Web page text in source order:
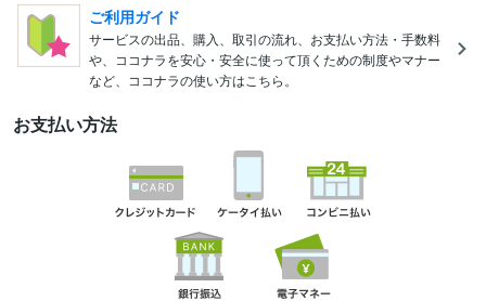
ご利用ガイド
サービスの出品、購入、取引の流れ、お支払い方法・手数料
や、ココナラを安心・安全に使って頂くための制度やマナー
など、ココナラの使い方はこちら。
お支払い方法